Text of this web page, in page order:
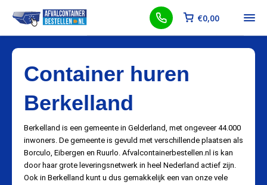
€0,00
Container huren
Berkelland
Berkelland is een gemeente in Gelderland, met ongeveer 44.000
inwoners. De gemeente is gevuld met verschillende plaatsen als
Borculo, Eibergen en Ruurlo. Afvalcontainerbestellen.nl is kan
door haar grote leveringsnetwerk in heel Nederland actief zijn.
Ook in Berkelland kunt u dus gemakkelijk een van onze vele